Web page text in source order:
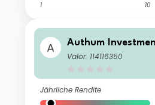
1 10
Authum
Ltd
Valor: 114116350
Jährliche Rendite